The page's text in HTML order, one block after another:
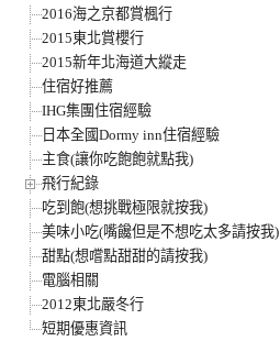
2016海之京都賞楓行
2015東北賞櫻行
2015新年北海道大縱走
住宿好推薦
IHG集團住宿經驗
日本全國Dormy inn住宿經驗
主食(讓你吃飽飽就點我)
飛行紀錄
吃到飽(想挑戰極限就按我)
美味小吃(嘴饞但是不想吃太多請按我)
甜點(想嚐點甜甜的請按我)
電腦相關
2012東北嚴冬行
短期優惠資訊